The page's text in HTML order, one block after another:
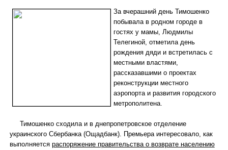
За вчерашний день Тимошенко
побывала в родном городе в
гостях у мамы, Людмилы
Телегиной, отметила день
рождения дяди и встретилась с
местными властями,
рассказавшими о проектах
реконструкции местного
аэропорта и развития городского
метрополитена.
Тимошенко сходила и в днепропетровское отделение
украинского Сбербанка (Ощадбанк). Премьера интересовало, как
выполняется распоряжение правительства о возврате населению